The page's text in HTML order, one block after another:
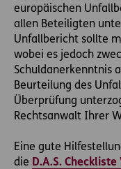
europäischen
allen Beteiligten
Unfallbericht sollte
wobei es jedoch
Schuldanerkenntnis
Beurteilung des
Überprüfung
Rechtsanwalt Ihrer
Eine gute
die D.A.S. Checkliste